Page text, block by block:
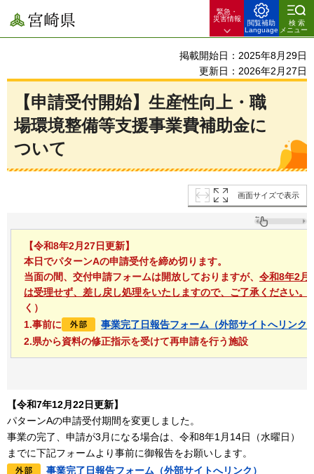
宮崎県
緊急・
災害情報
閲覧補助
Language
検索
メニュー
掲載開始日：2025年8月29日
更新日：2026年2月27日
【申請受付開始】生産性向上・職
場環境整備等支援事業費補助金に
ついて
画面サイズで表示
【令和8年2月27日更新】
本日でパターンAの申請受付を締め切ります。
当面の間、交付申請フォームは開放しておりますが、 令和8年2月
は受理せず、差し戻し処理をいたしますので、ご了承ください。
く）
1.事前に
事業完了日報告フォーム（外部サイトへリンク
2.県から資料の修正指示を受けて再申請を行う施設
【令和7年12月22日更新】
パターンAの申請受付期間を変更しました。
事業の完了、申請が3月になる場合は、令和8年1月14日（水曜日）
までに下記フォームより事前に御報告をお願いします。
事業完了日報告フォーム（外部サイトへリンク）